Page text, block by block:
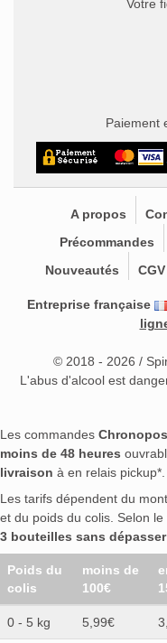
Votre
Paiement
A propos
Précommandes
Nouveautés
Entreprise française
© 2018 - 2026 /
L'abus d'alcool est
Les commandes
moins de 48 heures
livraison à en relais pickup*.
Les tarifs dépendent du
et du poids du colis. Selon le
3 bouteilles sans
Poids du
colis
moins de
100€
0 - 5 kg 5,99€